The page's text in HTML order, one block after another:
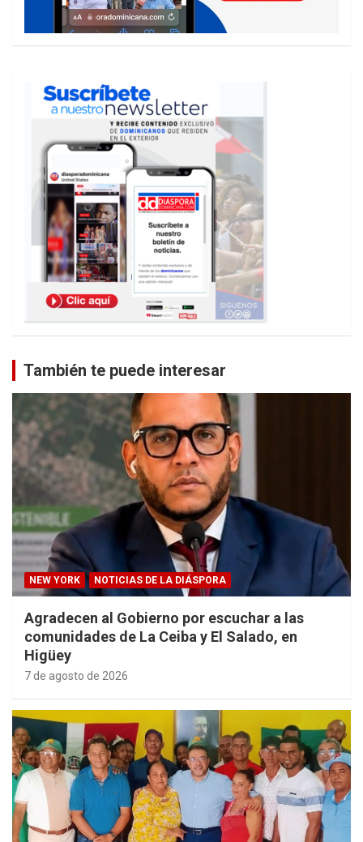
También te puede interesar
NEW YORK NOTICIAS DE LA DIÁSPORA
Agradecen al Gobierno por escuchar a las
comunidades de La Ceiba y El Salado, en
Higüey
7 de agosto de 2026